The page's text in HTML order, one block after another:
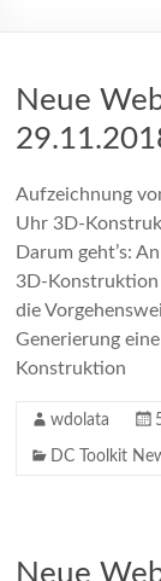
Neue
Aufzeichnung
Uhr 3D-
Darum geht’s:
3D-Konstruktion
die
Generierung
Konstruktion
wdolata
DC Toolkit
Neue